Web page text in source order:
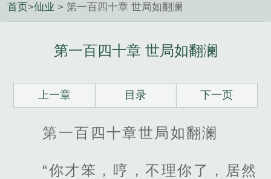
首页>仙业 > 第一百四十章 世局如翻澜
第一百四十章 世局如翻澜
上一章 目录 下一页
第一百四十章世局如翻澜
“你才笨，哼，不理你了，居然